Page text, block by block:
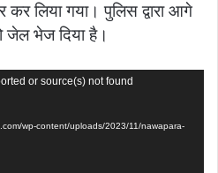
कर लिया गया। पुलिस द्वारा आगे
जेल भेज दिया है।
or source(s) not found
wp-content/uploads/2023/11/nawapara-